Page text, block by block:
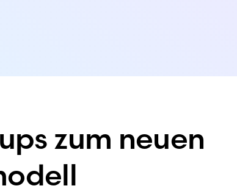
zum neuen